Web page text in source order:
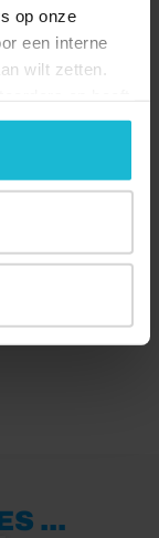
op onze
een interne
wilt zetten.
cookies via
...